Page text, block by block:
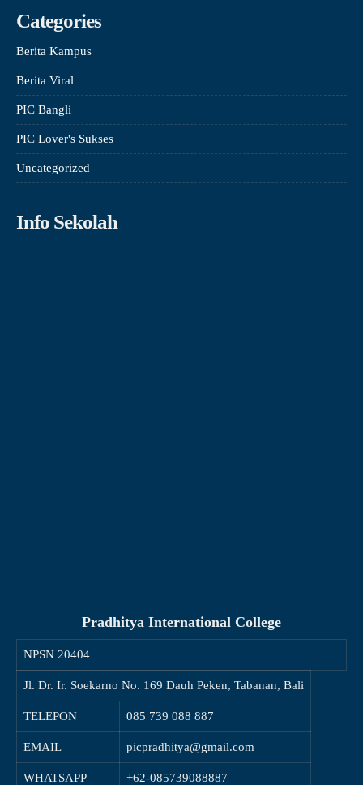
Categories
Berita Kampus
Berita Viral
PIC Bangli
PIC Lover's Sukses
Uncategorized
Info Sekolah
Pradhitya International College
NPSN 20404
Jl. Dr. Ir. Soekarno No. 169 Dauh Peken, Tabanan, Bali
TELEPON 085 739 088 887
EMAIL picpradhitya@gmail.com
WHATSAPP +62-085739088887